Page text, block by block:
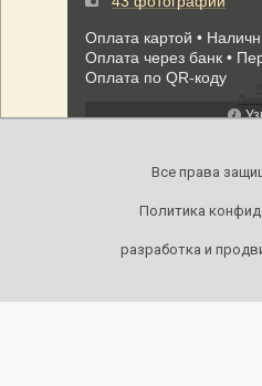
Все права
Политика
разработка и